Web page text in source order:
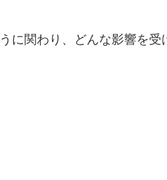
に関わり、どんな影響を受